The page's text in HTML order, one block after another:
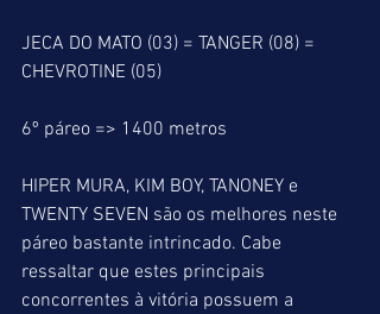
JECA DO MATO (03) = TANGER (08) =
CHEVROTINE (05)
6º páreo => 1400 metros
HIPER MURA, KIM BOY, TANONEY e
TWENTY SEVEN são os melhores neste
páreo bastante intrincado. Cabe
ressaltar que estes principais
concorrentes à vitória possuem a